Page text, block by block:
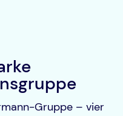
Gruppe – vier